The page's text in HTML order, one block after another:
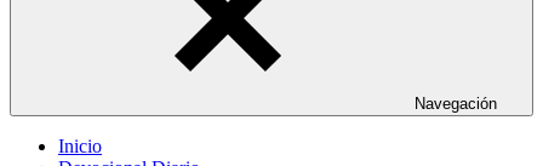
Navegación
Inicio